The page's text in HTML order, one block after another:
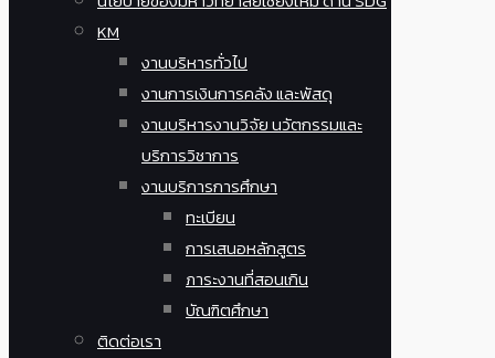
KM
งานบริหารทั่วไป
งานการเงินการคลัง และพัสดุ
งานบริหารงานวิจัย นวัตกรรมและ
บริการวิชาการ
งานบริการการศึกษา
ทะเบียน
การเสนอหลักสูตร
ภาระงานที่สอนเกิน
บัณฑิตศึกษา
ติดต่อเรา